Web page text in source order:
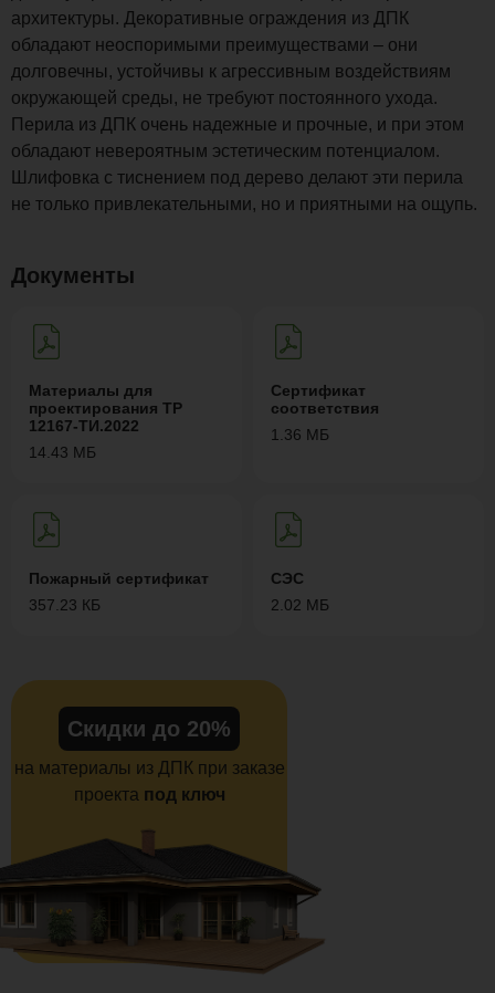
архитектуры. Декоративные ограждения из ДПК
обладают неоспоримыми преимуществами – они
долговечны, устойчивы к агрессивным воздействиям
окружающей среды, не требуют постоянного ухода.
Перила из ДПК очень надежные и прочные, и при этом
обладают невероятным эстетическим потенциалом.
Шлифовка с тиснением под дерево делают эти перила
не только привлекательными, но и приятными на ощупь.
Документы
Материалы для
проектирования ТР
12167-ТИ.2022
14.43 МБ
Сертификат
соответствия
1.36 МБ
Пожарный сертификат
357.23 КБ
СЭС
2.02 МБ
Скидки до 20%
на материалы из ДПК при заказе
проекта под ключ